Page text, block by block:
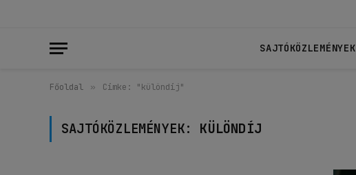
SAJTÓKÖZLEMÉNYEK
Főoldal » Címke: "különdíj"
SAJTÓKÖZLEMÉNYEK: KÜLÖNDÍJ